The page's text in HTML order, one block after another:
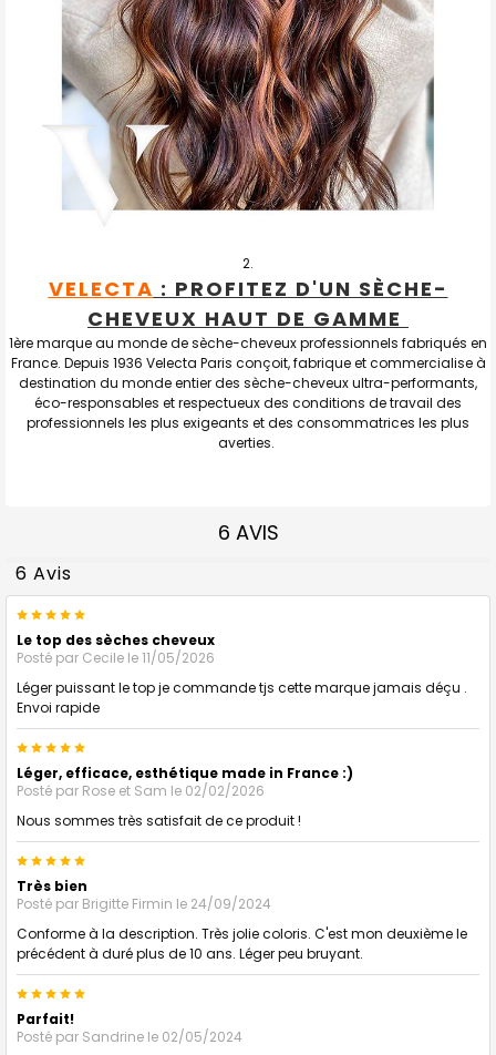
VELECTA : PROFITEZ D'UN SÈCHE-
CHEVEUX HAUT DE GAMME
1ère marque au monde de sèche-cheveux professionnels fabriqués en
France. Depuis 1936 Velecta Paris conçoit, fabrique et commercialise à
destination du monde entier des sèche-cheveux ultra-performants,
éco-responsables et respectueux des conditions de travail des
professionnels les plus exigeants et des consommatrices les plus
averties.
6 AVIS
6 Avis
5
Le top des sèches cheveux
Posté par Cecile le 11/05/2026
Léger puissant le top je commande tjs cette marque jamais déçu .
Envoi rapide
5
Léger, efficace, esthétique made in France :)
Posté par Rose et Sam le 02/02/2026
Nous sommes très satisfait de ce produit !
5
Très bien
Posté par Brigitte Firmin le 24/09/2024
Conforme à la description. Très jolie coloris. C'est mon deuxième le
précédent à duré plus de 10 ans. Léger peu bruyant.
5
Parfait!
Posté par Sandrine le 02/05/2024